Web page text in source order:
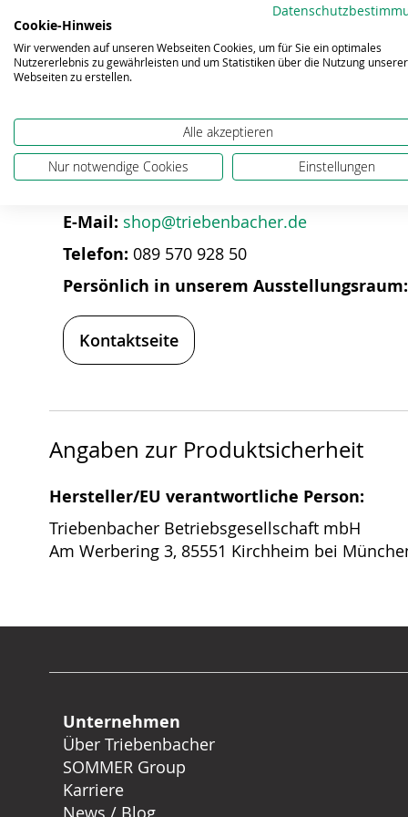
springen
Bei Fragen zum Produkt
E-Mail: shop@triebenbacher.de
Telefon:089 570 928 50
Persönlich in unserem
Kontaktseite
Angaben zur Produktsicherheit
Hersteller/EU verantwortliche Person:
Triebenbacher Betriebsgesellschaft mbH
Am Werbering 3, 85551 Kirchheim bei
Unternehmen
Über Triebenbacher
SOMMER Group
Karriere
News / Blog
Cookie-Hinweis
Wir verwenden auf unseren Webseiten Cookies, um für Sie ein optimales
Nutzererlebnis zu gewährleisten und um Statistiken über die Nutzung unserer
Webseiten zu erstellen.
Alle akzeptieren
Nur notwendige Cookies Einstellungen